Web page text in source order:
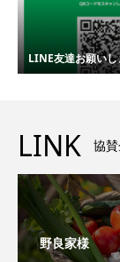
LINE友達お願いし
LINK 協
野良家様